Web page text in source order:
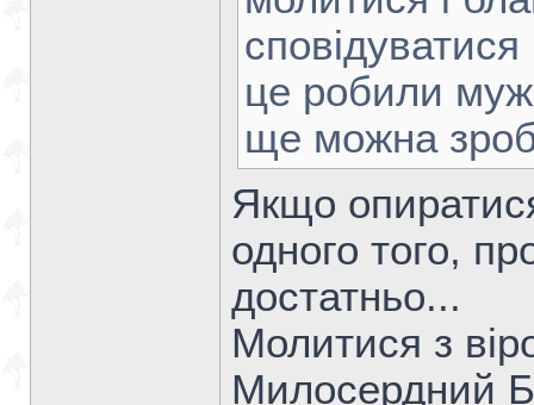
це робили
ще можна
Якщо
одного того,
достатньо...
Молитися з
Милосердний